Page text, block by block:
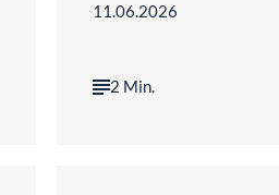
11.06.2026
2 Min.